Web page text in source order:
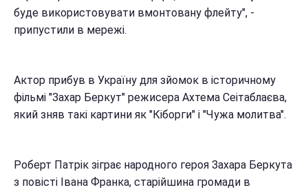
буде використовувати вмонтовану флейту", -
припустили в мережі.
Актор прибув в Україну для зйомок в історичному
фільмі "Захар Беркут" режисера Ахтема Сеітаблаєва,
який зняв такі картини як "Кіборги" і "Чужа молитва".
Роберт Патрік зіграє народного героя Захара Беркута
з повісті Івана Франка, старійшина громади в